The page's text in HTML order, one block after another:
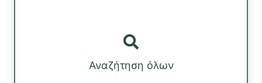
Αναζήτηση όλων